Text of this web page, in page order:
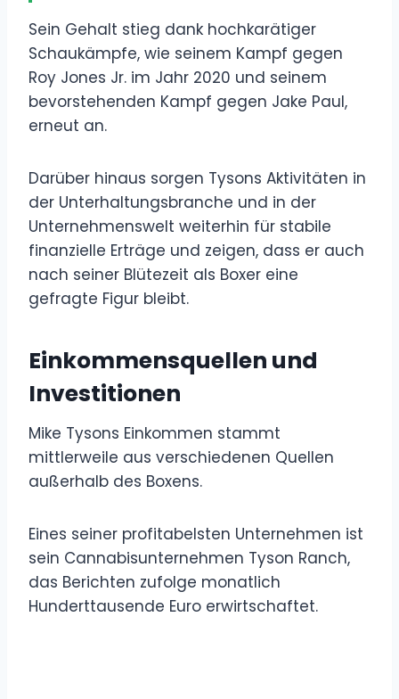
Sein Gehalt stieg dank hochkarätiger
Schaukämpfe, wie seinem Kampf gegen
Roy Jones Jr. im Jahr 2020 und seinem
bevorstehenden Kampf gegen Jake Paul,
erneut an.
Darüber hinaus sorgen Tysons Aktivitäten in
der Unterhaltungsbranche und in der
Unternehmenswelt weiterhin für stabile
finanzielle Erträge und zeigen, dass er auch
nach seiner Blütezeit als Boxer eine
gefragte Figur bleibt.
Einkommensquellen und
Investitionen
Mike Tysons Einkommen stammt
mittlerweile aus verschiedenen Quellen
außerhalb des Boxens.
Eines seiner profitabelsten Unternehmen ist
sein Cannabisunternehmen Tyson Ranch,
das Berichten zufolge monatlich
Hunderttausende Euro erwirtschaftet.